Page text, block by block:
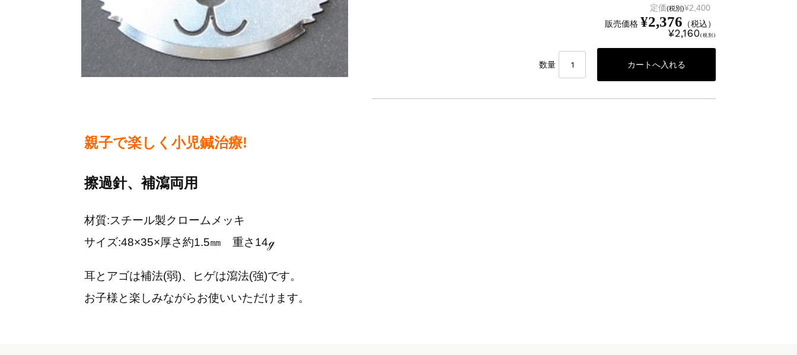
定価(税別)¥2,400
販売価格 ¥2,376 （税込）
¥2,160 (税別)
数量
親子で楽しく小児鍼治療!
擦過針、補瀉両用
材質:スチール製クロームメッキ
サイズ:48×35×厚さ約1.5㎜ 重さ14ℊ
耳とアゴは補法(弱)、ヒゲは瀉法(強)です。
お子様と楽しみながらお使いいただけます。